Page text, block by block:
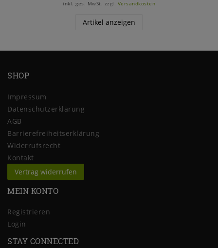
inkl. ges. MwSt. zzgl. Versandkosten
Artikel anzeigen
SHOP
Impressum
Daten­schutz­erklärung
AGB
Barrierefreiheitserklärung
Widerrufs­recht
Kontakt
Vertrag widerrufen
MEIN KONTO
Registrieren
Login
STAY CONNECTED